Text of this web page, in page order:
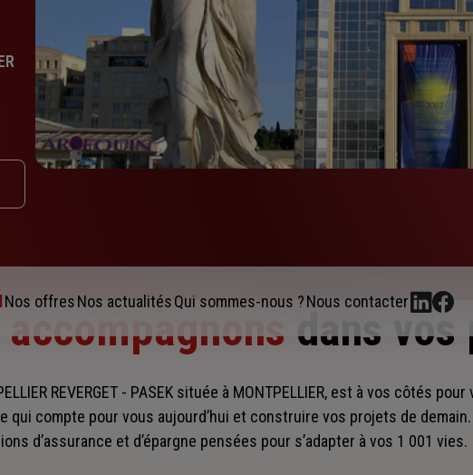
Nos offresNos actualitésQui sommes-nous ?Nous contacter
dans vos
REVERGET - PASEK située à MONTPELLIER, est à vos côtés
qui compte pour vous aujourd’hui et construire vos projets de demain.
d’assurance et d’épargne pensées pour s’adapter à vos 1 001 vies.